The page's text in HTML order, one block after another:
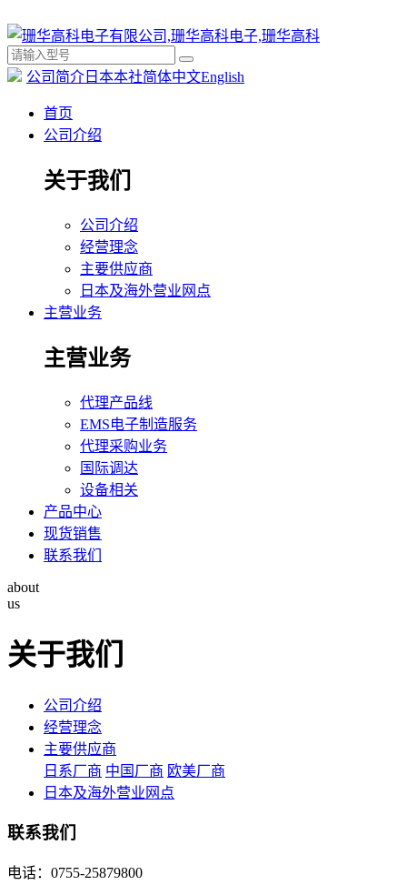
公司简介 日本本社简体中文English
首页
公司介绍
关于我们
公司介绍
经营理念
主要供应商
日本及海外营业网点
主营业务
主营业务
代理产品线
EMS电子制造服务
代理采购业务
国际调达
设备相关
产品中心
现货销售
联系我们
about
us
关于我们
公司介绍
经营理念
主要供应商
日系厂商 中国厂商 欧美厂商
日本及海外营业网点
联系我们
电话：0755-25879800